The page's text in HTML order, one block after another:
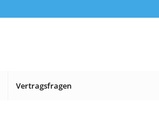
Vertragsfragen